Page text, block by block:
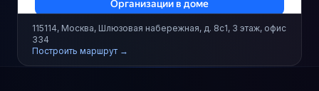
115114, Москва, Шлюзовая набережная, д. 8с1, 3 этаж, офис
334
Построить маршрут →